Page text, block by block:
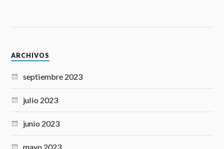
ARCHIVOS
septiembre 2023
julio 2023
junio 2023
mayo 2023